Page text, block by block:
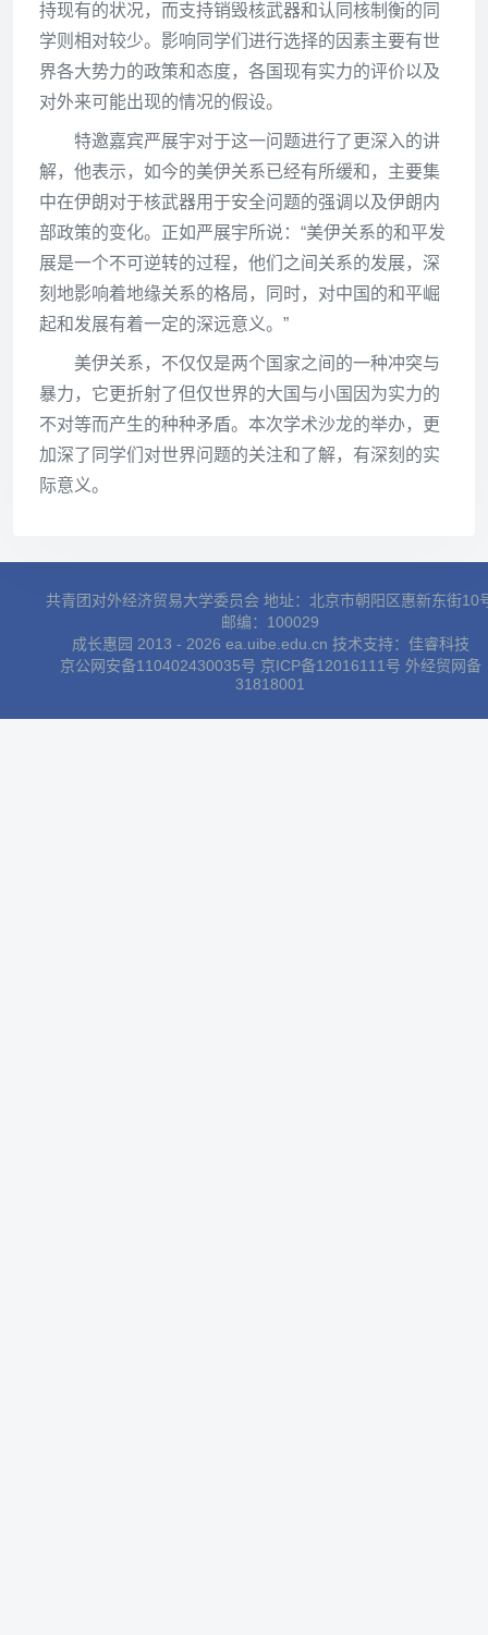
持现有的状况，而支持销毁核武器和认同核制衡的同
学则相对较少。影响同学们进行选择的因素主要有世
界各大势力的政策和态度，各国现有实力的评价以及
对外来可能出现的情况的假设。
特邀嘉宾严展宇对于这一问题进行了更深入的讲
解，他表示，如今的美伊关系已经有所缓和，主要集
中在伊朗对于核武器用于安全问题的强调以及伊朗内
部政策的变化。正如严展宇所说：“美伊关系的和平发
展是一个不可逆转的过程，他们之间关系的发展，深
刻地影响着地缘关系的格局，同时，对中国的和平崛
起和发展有着一定的深远意义。”
美伊关系，不仅仅是两个国家之间的一种冲突与
暴力，它更折射了但仅世界的大国与小国因为实力的
不对等而产生的种种矛盾。本次学术沙龙的举办，更
加深了同学们对世界问题的关注和了解，有深刻的实
际意义。
共青团对外经济贸易大学委员会 地址：北京市朝阳区惠新东街10
邮编：100029
成长惠园 2013 - 2026 ea.uibe.edu.cn 技术支持： 佳睿科技
京公网安备110402430035号 京ICP备12016111号 外经贸网备
31818001